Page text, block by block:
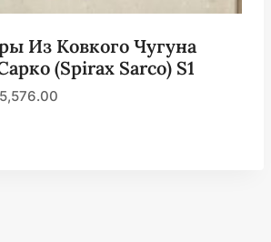
Из Ковкого Чугуна
(Spirax Sarco) S1